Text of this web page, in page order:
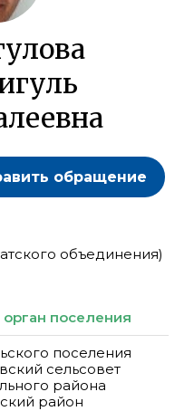
обращение
объединения)
поселения
поселения
сельсовет
района
район